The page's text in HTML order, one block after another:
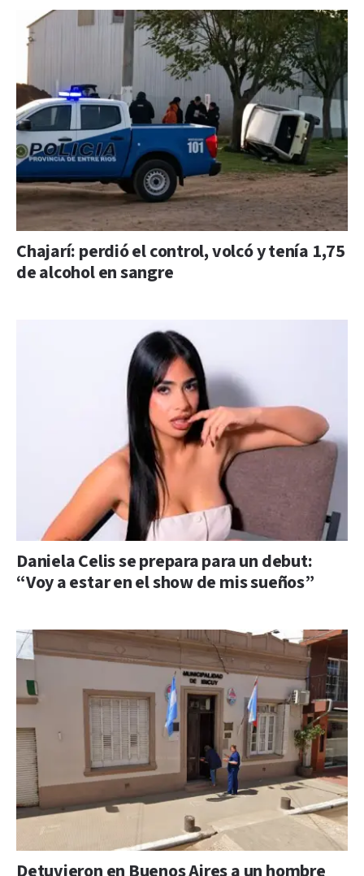
Chajarí: perdió el control, volcó y tenía 1,75
de alcohol en sangre
Daniela Celis se prepara para un debut:
“Voy a estar en el show de mis sueños”
Detuvieron en Buenos Aires a un hombre